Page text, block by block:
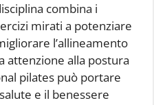
combina i
mirati a potenziare
l’allineamento
attenzione alla postura
pilates può portare
e il benessere